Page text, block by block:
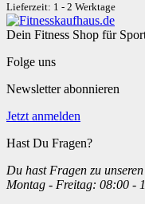
Lieferzeit: 1 - 2 Werktage
Dein Fitness Shop für
Folge uns
Newsletter abonnieren
Jetzt anmelden
Hast Du Fragen?
Du hast Fragen zu
Montag - Freitag: 08:00 -